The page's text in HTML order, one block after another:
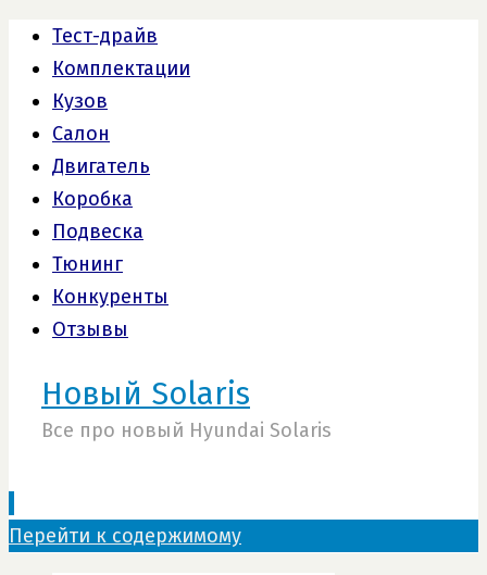
Тест-драйв
Комплектации
Кузов
Салон
Двигатель
Коробка
Подвеска
Тюнинг
Конкуренты
Отзывы
Новый Solaris
Все про новый Hyundai Solaris
Перейти к содержимому